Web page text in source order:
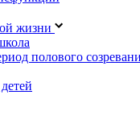
жизни
полового